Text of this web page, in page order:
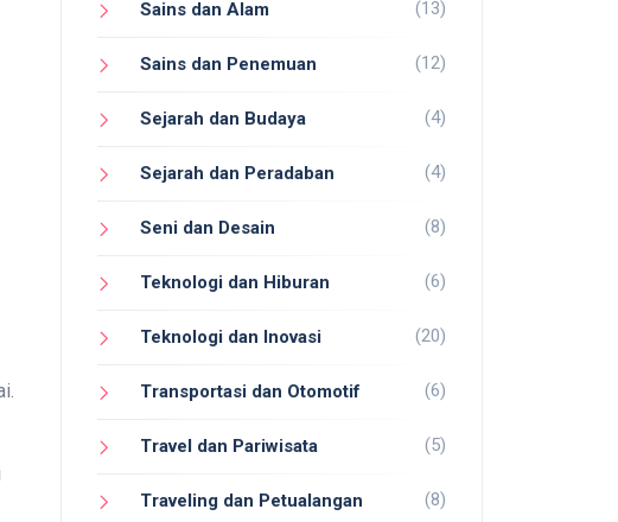
Sains dan Alam (13)
Sains dan Penemuan (12)
Sejarah dan Budaya (4)
Sejarah dan Peradaban (4)
Seni dan Desain (8)
Teknologi dan Hiburan (6)
Teknologi dan Inovasi (20)
Transportasi dan Otomotif (6)
Travel dan Pariwisata (5)
Traveling dan Petualangan (8)